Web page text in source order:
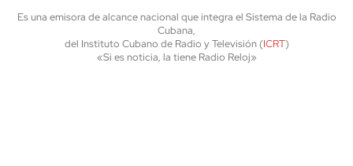
Es una emisora de alcance nacional que integra el Sistema de la Radio
Cubana,
del Instituto Cubano de Radio y Televisión (ICRT)
«Si es noticia, la tiene Radio Reloj»